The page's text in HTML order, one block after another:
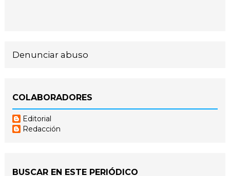
Denunciar abuso
COLABORADORES
Editorial
Redacción
BUSCAR EN ESTE PERIÓDICO